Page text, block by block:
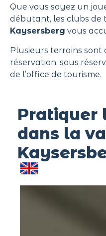
Que vous soyez un
débutant, les clubs de
Kaysersberg vous
Plusieurs terrains sont
réservation, sous
de l’office de tourisme.
Pratiquer
dans la